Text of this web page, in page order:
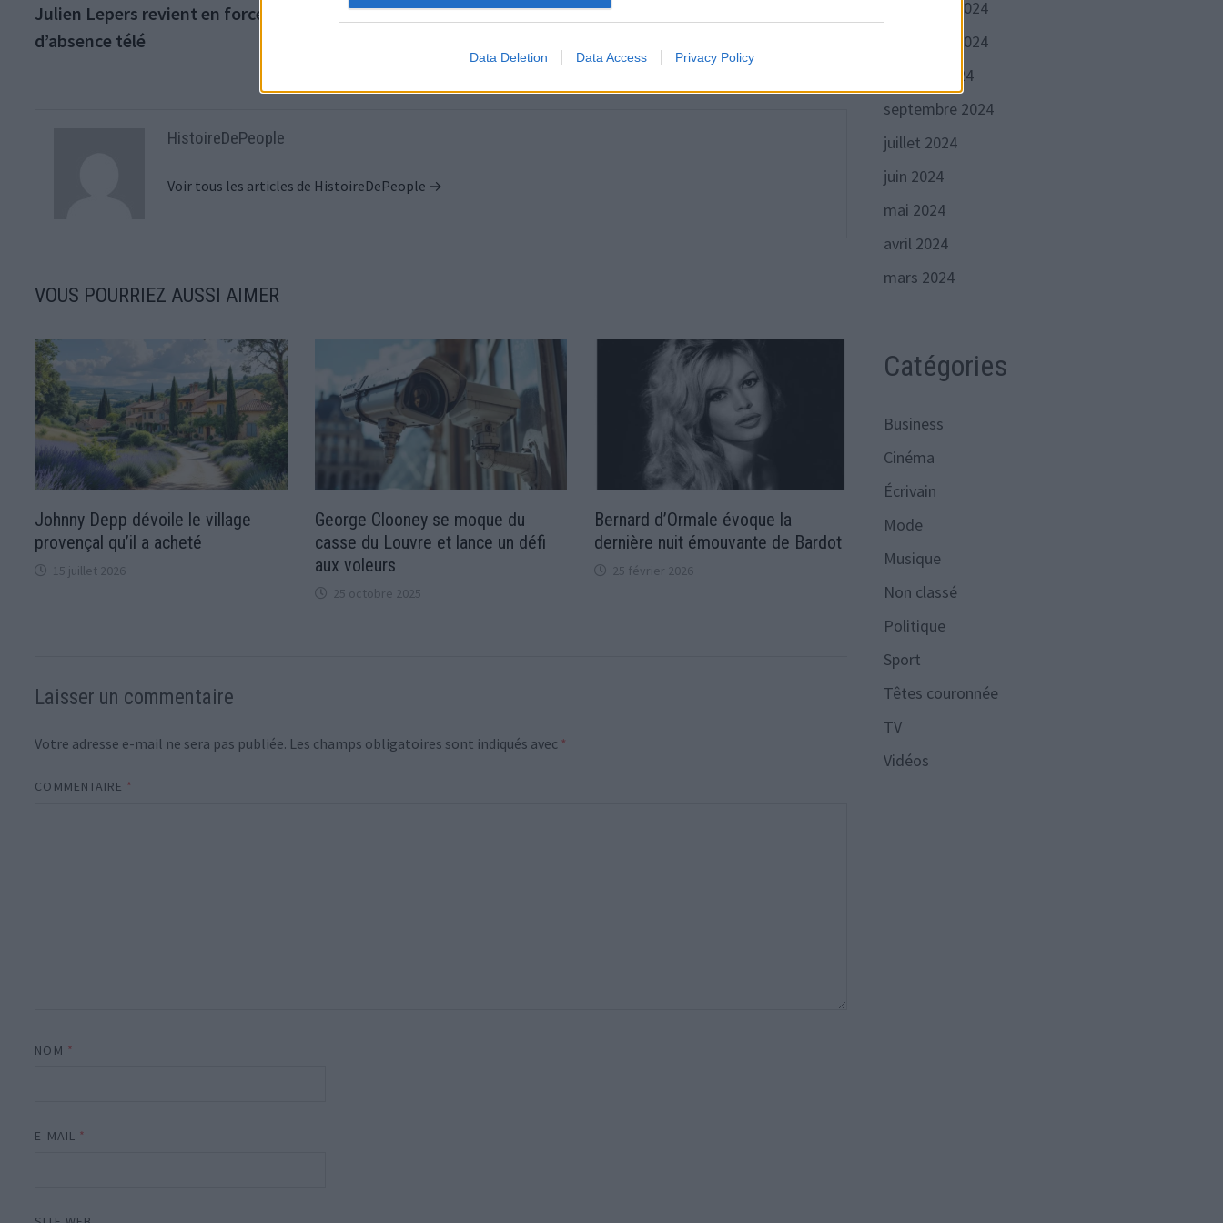
Data Deletion Data Access Privacy Policy
de
précédente :
Julien Lepers revient en force après 10 ans
d’absence télé
Michel Sardou : son plus grand succès aurait pu lui
HistoireDePeople
Voir tous les articles de HistoireDePeople →
VOUS POURRIEZ AUSSI AIMER
Johnny Depp dévoile le village
provençal qu’il a acheté
15 juillet 2026
George Clooney se moque du
casse du Louvre et lance un défi
aux voleurs
25 octobre 2025
Bernard d’Ormale évoque la
dernière nuit émouvante de Bardot
25 février 2026
Laisser un commentaire
Votre adresse e-mail ne sera pas publiée. Les champs obligatoires sont indiqués avec *
COMMENTAIRE *
NOM *
E-MAIL *
décembre 2024
novembre 2024
octobre 2024
septembre 2024
juillet 2024
juin 2024
mai 2024
avril 2024
mars 2024
Catégories
Business
Cinéma
Écrivain
Mode
Musique
Non classé
Politique
Sport
Têtes couronnée
TV
Vidéos